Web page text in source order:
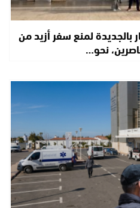
بالجديدة لمنع سفر أزيد من